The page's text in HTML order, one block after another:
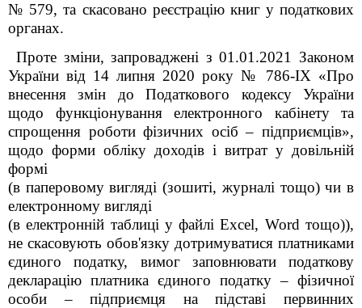
№ 579, та скасовано реєстрацію книг у податкових
органах.
Проте зміни, запроваджені з 01.01.2021 Законом
України від 14 липня 2020 року № 786-IX «Про
внесення змін до Податкового кодексу України
щодо функціонування електронного кабінету та
спрощення роботи фізичних осіб – підприємців»,
щодо форми обліку доходів і витрат у довільній
формі
(в паперовому вигляді (зошиті, журналі тощо) чи в
електронному вигляді
(в електронній таблиці у файлі Excel, Word тощо)),
не скасовують обов'язку дотримуватися платниками
єдиного податку, вимог заповнювати податкову
декларацію платника єдиного податку – фізичної
особи – підприємця на підставі первинних